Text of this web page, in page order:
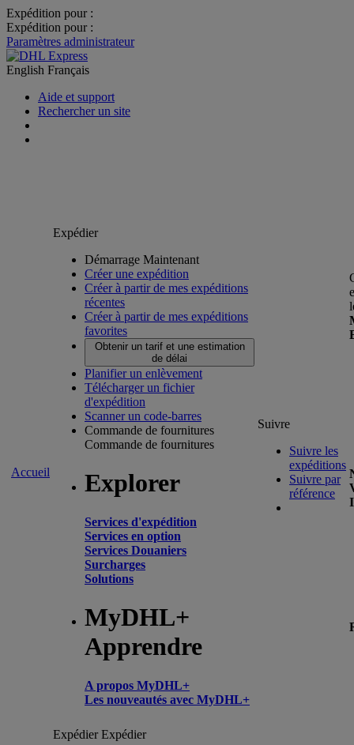
Expédition pour :
Expédition pour :
Paramètres administrateur
English Français
Aide et support
Rechercher un site
Accueil
Expédier
Démarrage Maintenant
Créer une expédition
Créer à partir de mes expéditions
récentes
Créer à partir de mes expéditions
favorites
Obtenir un tarif et une estimation
de délai
Planifier un enlèvement
Télécharger un fichier
d'expédition
Scanner un code-barres
Commande de fournitures
Commande de fournitures
Explorer
Services d'expédition
Services en option
Services Douaniers
Surcharges
Solutions
MyDHL+
Apprendre
A propos MyDHL+
Les nouveautés avec MyDHL+
Suivre
Suivre les
expéditions
Suivre par
référence
ExpédierExpédier